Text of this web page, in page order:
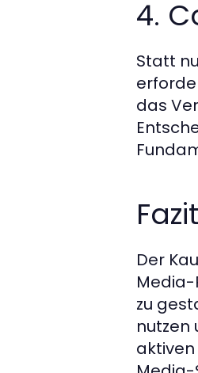
4.
Statt
das
Der
Media-
zu
nutzen